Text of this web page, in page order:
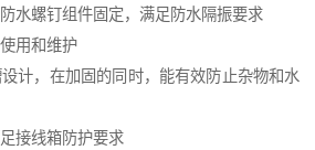
水螺钉组件固定，满足防水隔振要求
用和维护
计，在加固的同时，能有效防止杂物和水
接线箱防护要求